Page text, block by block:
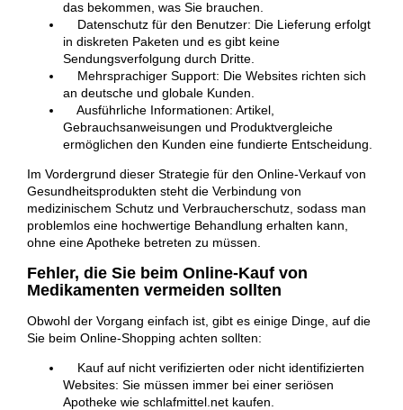
das bekommen, was Sie brauchen.
Datenschutz für den Benutzer: Die Lieferung erfolgt
in diskreten Paketen und es gibt keine
Sendungsverfolgung durch Dritte.
Mehrsprachiger Support: Die Websites richten sich
an deutsche und globale Kunden.
Ausführliche Informationen: Artikel,
Gebrauchsanweisungen und Produktvergleiche
ermöglichen den Kunden eine fundierte Entscheidung.
Im Vordergrund dieser Strategie für den Online-Verkauf von
Gesundheitsprodukten steht die Verbindung von
medizinischem Schutz und Verbraucherschutz, sodass man
problemlos eine hochwertige Behandlung erhalten kann,
ohne eine Apotheke betreten zu müssen.
Fehler, die Sie beim Online-Kauf von
Medikamenten vermeiden sollten
Obwohl der Vorgang einfach ist, gibt es einige Dinge, auf die
Sie beim Online-Shopping achten sollten:
Kauf auf nicht verifizierten oder nicht identifizierten
Websites: Sie müssen immer bei einer seriösen
Apotheke wie schlafmittel.net kaufen.